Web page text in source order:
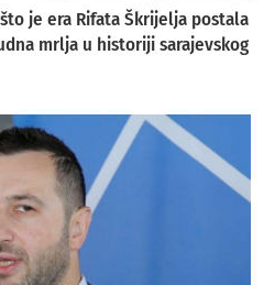
je era Rifata Škrijelja postala
mrlja u historiji sarajevskog